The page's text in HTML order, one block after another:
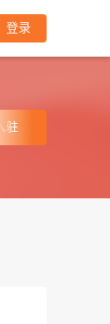
登录
驻